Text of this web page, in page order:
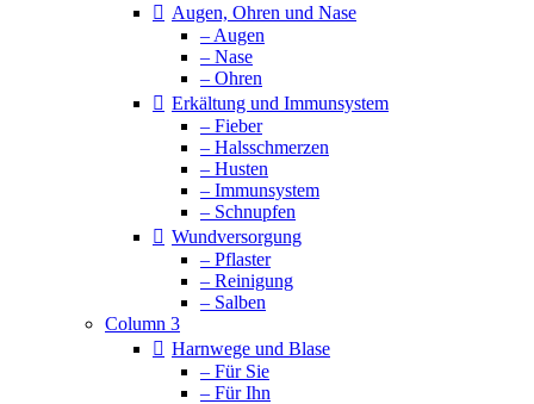
Augen, Ohren und Nase
– Augen
– Nase
– Ohren
Erkältung und Immunsystem
– Fieber
– Halsschmerzen
– Husten
– Immunsystem
– Schnupfen
Wundversorgung
– Pflaster
– Reinigung
– Salben
Column 3
Harnwege und Blase
– Für Sie
– Für Ihn